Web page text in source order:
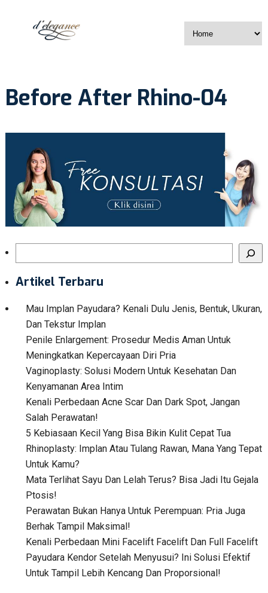
Before After Rhino-04
Artikel Terbaru
Mau Implan Payudara? Kenali Dulu Jenis, Bentuk, Ukuran,
Dan Tekstur Implan
Penile Enlargement: Prosedur Medis Aman Untuk
Meningkatkan Kepercayaan Diri Pria
Vaginoplasty: Solusi Modern Untuk Kesehatan Dan
Kenyamanan Area Intim
Kenali Perbedaan Acne Scar Dan Dark Spot, Jangan
Salah Perawatan!
5 Kebiasaan Kecil Yang Bisa Bikin Kulit Cepat Tua
Rhinoplasty: Implan Atau Tulang Rawan, Mana Yang Tepat
Untuk Kamu?
Mata Terlihat Sayu Dan Lelah Terus? Bisa Jadi Itu Gejala
Ptosis!
Perawatan Bukan Hanya Untuk Perempuan: Pria Juga
Berhak Tampil Maksimal!
Kenali Perbedaan Mini Facelift Facelift Dan Full Facelift
Payudara Kendor Setelah Menyusui? Ini Solusi Efektif
Untuk Tampil Lebih Kencang Dan Proporsional!